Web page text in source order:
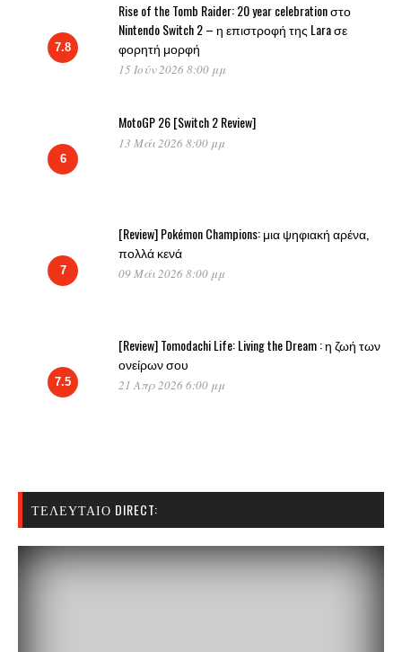
7.8
Rise of the Tomb Raider: 20 year celebration στο
Nintendo Switch 2 – η επιστροφή της Lara σε
φορητή μορφή
15 Ιούν 2026 8:00 μμ
6
MotoGP 26 [Switch 2 Review]
13 Μάι 2026 8:00 μμ
7
[Review] Pokémon Champions: μια ψηφιακή αρένα,
πολλά κενά
09 Μάι 2026 8:00 μμ
7.5
[Review] Tomodachi Life: Living the Dream : η ζωή των
ονείρων σου
21 Απρ 2026 6:00 μμ
ΤΕΛΕΥΤΑΊΟ DIRECT: